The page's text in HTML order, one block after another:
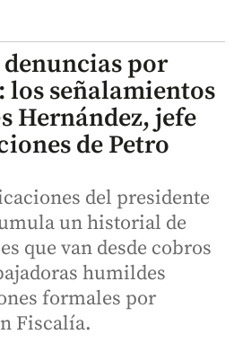
por
los señalamientos
Hernández, jefe
de Petro
del presidente
un historial de
que van desde cobros
humildes
formales por
Fiscalía.